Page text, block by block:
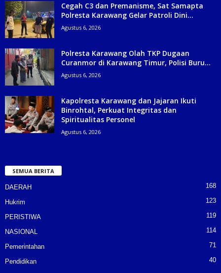
Cegah C3 dan Premanisme, Sat Samapta
Polresta Karawang Gelar Patroli Dini...
Agustus 6, 2026
Polresta Karawang Olah TKP Dugaan
Curanmor di Karawang Timur, Polisi Buru...
Agustus 6, 2026
Kapolresta Karawang dan Jajaran Ikuti
Binrohtal, Perkuat Integritas dan
Spiritualitas Personel
Agustus 6, 2026
SEMUA BERITA
DAERAH 168
Hukrim 123
PERISTIWA 119
NASIONAL 114
Pemerintahan 71
Pendidikan 40